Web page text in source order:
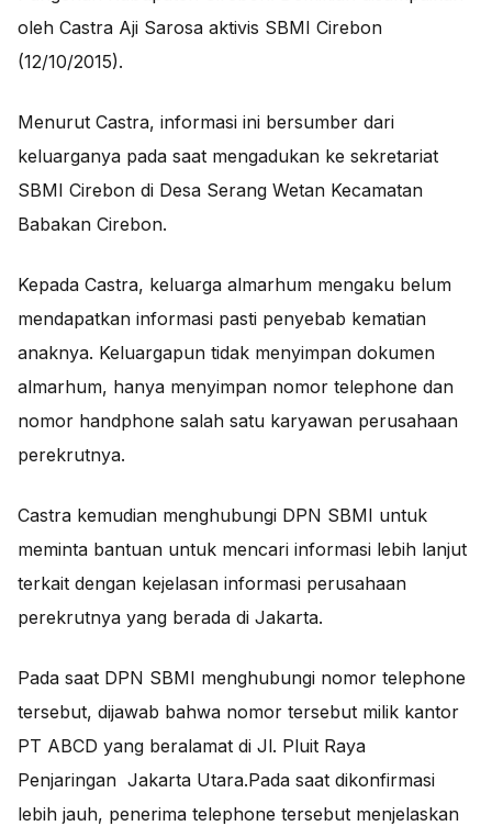
oleh Castra Aji Sarosa aktivis SBMI Cirebon
(12/10/2015).
Menurut Castra, informasi ini bersumber dari
keluarganya pada saat mengadukan ke sekretariat
SBMI Cirebon di Desa Serang Wetan Kecamatan
Babakan Cirebon.
Kepada Castra, keluarga almarhum mengaku belum
mendapatkan informasi pasti penyebab kematian
anaknya. Keluargapun tidak menyimpan dokumen
almarhum, hanya menyimpan nomor telephone dan
nomor handphone salah satu karyawan perusahaan
perekrutnya.
Castra kemudian menghubungi DPN SBMI untuk
meminta bantuan untuk mencari informasi lebih lanjut
terkait dengan kejelasan informasi perusahaan
perekrutnya yang berada di Jakarta.
Pada saat DPN SBMI menghubungi nomor telephone
tersebut, dijawab bahwa nomor tersebut milik kantor
PT ABCD yang beralamat di Jl. Pluit Raya
Penjaringan Jakarta Utara.Pada saat dikonfirmasi
lebih jauh, penerima telephone tersebut menjelaskan